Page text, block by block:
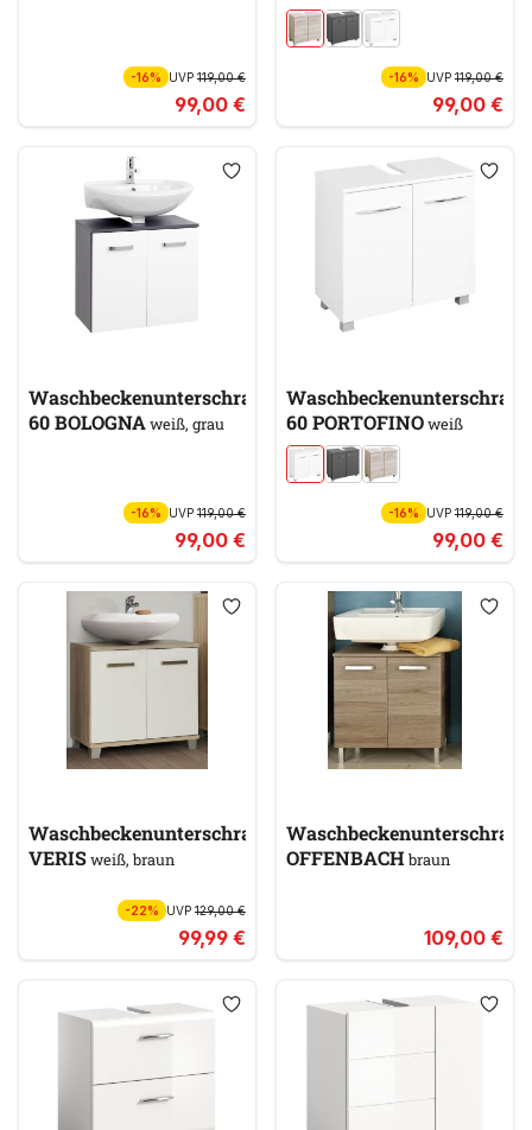
-16% UVP 119,00 €
99,00 €
-16% UVP119,00 €
99,00 €
Waschbeckenunterschrank
60 BOLOGNAweiß, grau
-16% UVP 119,00 €
99,00 €
Waschbeckenunterschrank
60 PORTOFINOweiß
-16% UVP119,00 €
99,00 €
Waschbeckenunterschrank
VERISweiß, braun
-22% UVP 129,00 €
99,99 €
Waschbeckenunterschrank
OFFENBACH braun
109,00 €